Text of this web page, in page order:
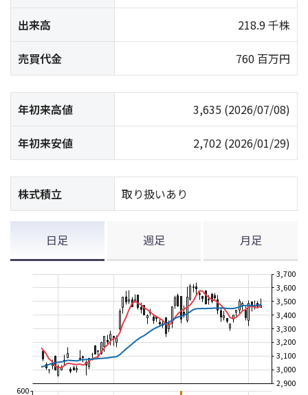
出来高 218.9 千株
売買代金 760 百万円
年初来高値 3,635 (2026/07/08)
年初来安値 2,702 (2026/01/29)
株式積立 取り扱いあり
日足 週足 月足
2,900
3,000
3,100
3,200
3,300
3,400
3,500
3,600
3,700
600